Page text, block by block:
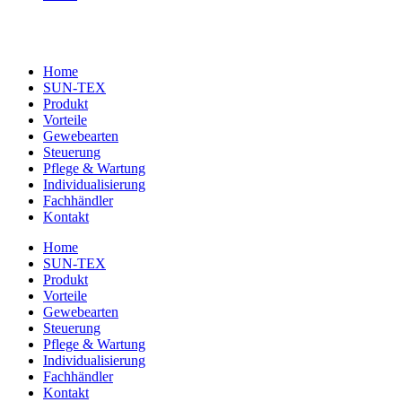
Home
SUN-TEX
Produkt
Vorteile
Gewebearten
Steuerung
Pflege & Wartung
Individualisierung
Fachhändler
Kontakt
Home
SUN-TEX
Produkt
Vorteile
Gewebearten
Steuerung
Pflege & Wartung
Individualisierung
Fachhändler
Kontakt